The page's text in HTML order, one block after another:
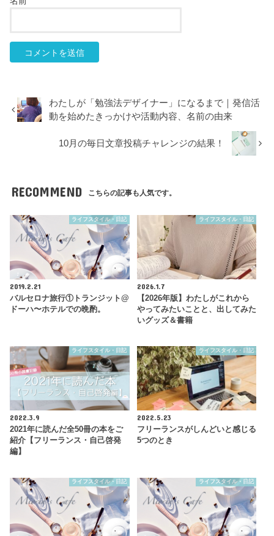
わたしが「勉強法デザイナー」になるまで｜発信活
動を始めたきっかけや活動内容、名前の由来
10月の毎日文章投稿チャレンジの結果！
RECOMMEND こちらの記事も人気です。
ライフスタイル・日記
2019.2.21
バルセロナ旅行①トランジット@
ドーハ〜ホテルでの晩酌。
ライフスタイル・日記
2026.1.7
【2026年版】わたしがこれから
やってみたいことと、出してみた
いグッズ＆書籍
ライフスタイル・日記
2022.3.9
2021年に読んだ全50冊の本をご
紹介【フリーランス・自己啓発
編】
ライフスタイル・日記
2022.5.23
フリーランスがしんどいと感じる
5つのとき
ライフスタイル・日記 ライフスタイル・日記